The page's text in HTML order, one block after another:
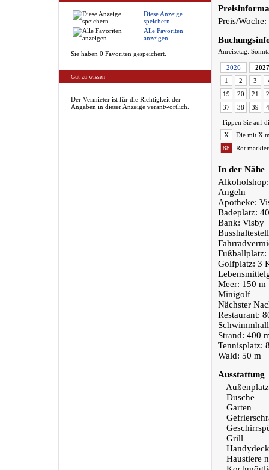
Diese Anzeige
speichern
Alle Favoriten
anzeigen
Sie haben 0 Favoriten gespeichert.
Gut zu wissen
Der Vermieter ist für die Richtigkeit der
Angaben in dieser Anzeige verantwortlich.
Preis/
Anreisetag:
2026
2027
1
2 3
19
20 21
37
38 39
Tippen Sie auf
X
Die mit X
88
Rot
In der Nähe
Angeln
Apotheke:
Badeplatz:
Bank: Visby
Fußballplatz:
Golfplatz: 3
Meer: 150 m
Minigolf
Nächster
Restaurant:
Strand: 400
Tennisplatz:
Wald: 50 m
Ausstattung
Dusche
Garten
Grill
Haustiere